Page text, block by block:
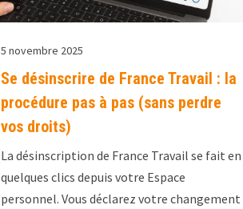
5 novembre 2025
Se désinscrire de France Travail : la
procédure pas à pas (sans perdre
vos droits)
La désinscription de France Travail se fait en
quelques clics depuis votre Espace
personnel. Vous déclarez votre changement